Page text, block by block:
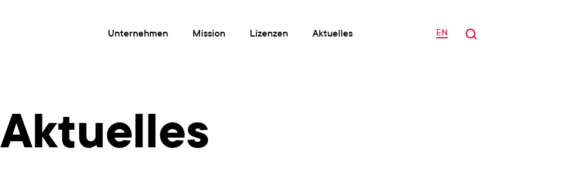
Unter­neh­men Mis­si­on Lizen­zen Aktu­el­les EN
Aktuelles